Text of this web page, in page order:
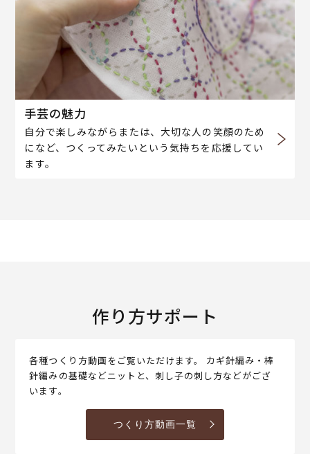
手芸の魅力
自分で楽しみながらまたは、大切な人の笑顔のため
になど、つくってみたいという気持ちを応援してい
ます。
作り方サポート
各種つくり方動画をご覧いただけます。 カギ針編み・棒
針編みの基礎などニットと、刺し子の刺し方などがござ
います。
つくり方動画一覧